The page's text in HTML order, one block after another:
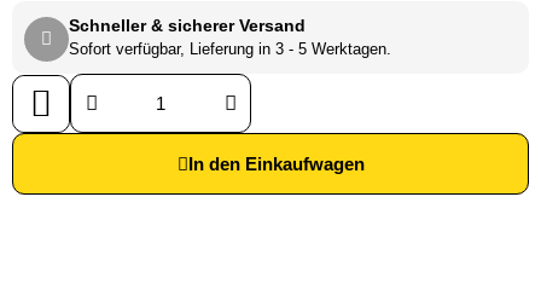
Schneller & sicherer Versand
Sofort verfügbar, Lieferung in 3 - 5 Werktagen.
In den Einkaufwagen